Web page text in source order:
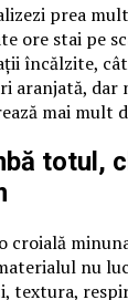
prea
ore stai pe
încălzite,
aranjată, dar
mai mult
totul,
croială
nu
textura,